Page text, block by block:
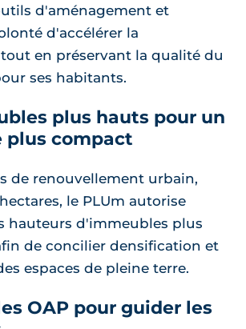
d'aménagement et
d'accélérer la
en préservant la qualité du
ses habitants.
plus hauts pour un
plus compact
de renouvellement urbain,
le PLUm autorise
hauteurs d'immeubles plus
de concilier densification et
espaces de pleine terre.
OAP pour guider les